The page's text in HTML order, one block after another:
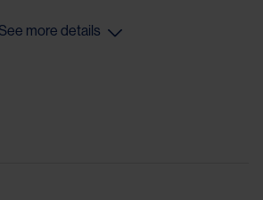
more details